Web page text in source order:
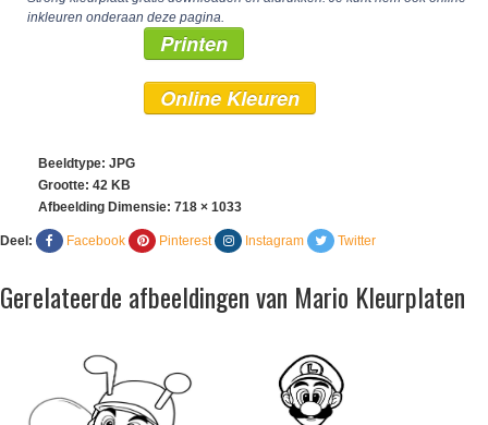
inkleuren onderaan deze pagina.
Printen
Online Kleuren
Beeldtype: JPG
Grootte: 42 KB
Afbeelding Dimensie: 718 × 1033
Deel: Facebook Pinterest Instagram Twitter
Gerelateerde afbeeldingen van Mario Kleurplaten